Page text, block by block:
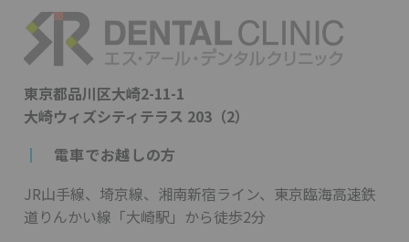
東京都品川区大崎2-11-1
大崎ウィズシティテラス 203（2）
┃
電車でお越しの方
JR山手線、埼京線、湘南新宿ライン、東京臨海高速鉄
道りんかい線「大崎駅」から徒歩2分